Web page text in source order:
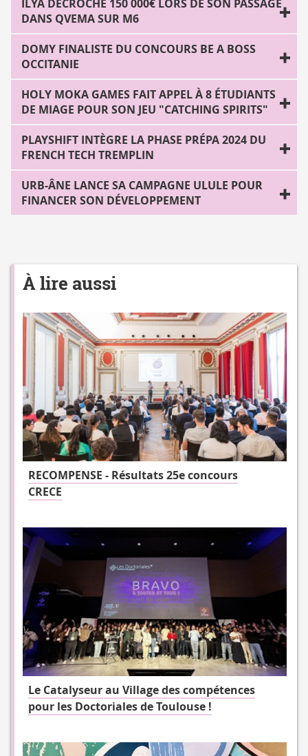
ILYA DÉCROCHE 150 000€ LORS DE SON PASSAGE
DANS QVEMA SUR M6
DOMY FINALISTE DU CONCOURS BE A BOSS
OCCITANIE
HOLY MOKA GAMES FAIT APPEL À 8 ÉTUDI ANTS
DE MIAGE POUR SON JEU "CATCHING SPIRITS"
PLAYSHIFT INTÈGRE LA PHASE PRÉPA 2024 DU
FRENCH TECH TREMPLIN
URB-ÂNE LAN CE SA CAMPAGNE ULULE POUR
FINANCER SON DÉVELOPPEMENT
À lire aussi
RECOMPENSE - Résultats 25e concours
CRECE
Le Catalyseur au Village des compétences
pour les Doctoriales de Toulouse !